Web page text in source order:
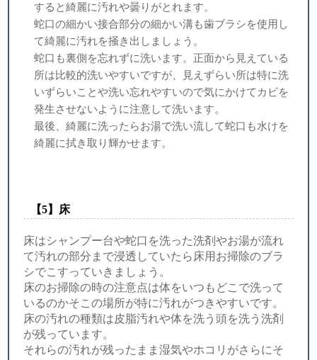
すると綺麗に汚れや曇りがとれます。
蛇口の細かい接合部分の細かい溝も歯ブラシを使用し
て綺麗に汚れを掻き出しましょう。
蛇口も裏側を忘れずに洗います。正面から見えている
所は比較的洗いやすいですが、見えずらい所は特に洗
いずらいことや洗い忘れやすいので気にかけてカビを
発生させないように注意して洗います。
最後、綺麗に洗ったらお湯で洗い流して蛇口も水けを
綺麗に拭き取り輝かせます。
【︎5】床
床はシャンプー台や蛇口を洗った洗剤やお湯が流れ
て汚れの部分まで浸透していたら床用お掃除のブラ
シでこすっていきましょう。
床のお掃除の時の注意点は体をいつもどこで洗って
いるのかそこの場所が特に汚れがつきやすいです。
床の汚れの種類は皮脂汚れや体を洗う頭を洗う洗剤
が残っています。
それらの汚れが残ったまま湿気やホコリがさらにそ